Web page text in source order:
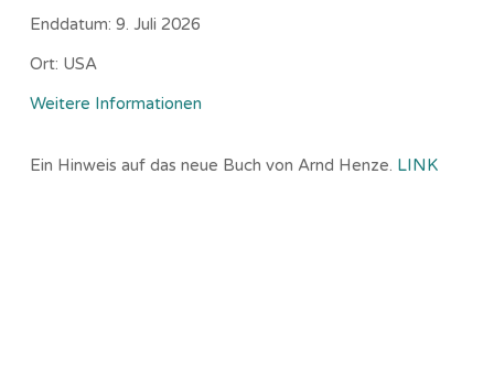
Enddatum: 9. Juli 2026
Ort: USA
Weitere Informationen
Ein Hinweis auf das neue Buch von Arnd Henze. LINK